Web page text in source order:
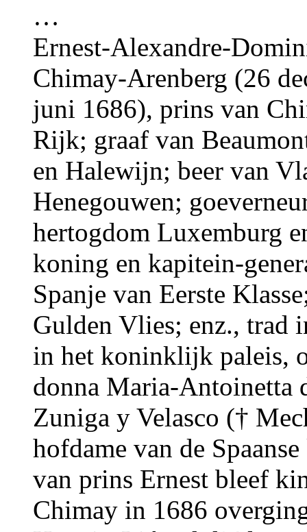
…
Ernest-Alexandre-
Chimay-Arenberg (26
juni 1686), prins van
Rijk; graaf van
en Halewijn; beer van
Henegouwen;
hertogdom Luxemburg
koning en kapitein-
Spanje van Eerste
Gulden Vlies; enz.,
in het koninklijk paleis,
donna Maria-Antoinetta
Zuniga y Velasco (†
hofdame van de
van prins Ernest bleef
Chimay in 1686